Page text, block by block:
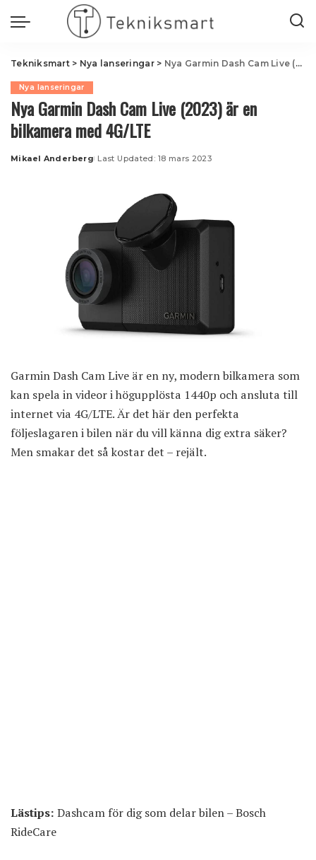
Tekniksmart> Nya lanseringar> Nya Garmin Dash Cam Live (2023) är en bilkamera med 4G/LTE
Nya lanseringar
Nya Garmin Dash Cam Live (2023) är en
bilkamera med 4G/LTE
Posted
Mikael Anderberg Last Updated: 18 mars 2023
Garmin Dash Cam Live är en ny, modern bilkamera som
kan spela in videor i högupplösta 1440p och ansluta till
internet via 4G/LTE. Är det här den perfekta
följeslagaren i bilen när du vill känna dig extra säker?
Men smakar det så kostar det – rejält.
Lästips: Dashcam för dig som delar bilen – Bosch
RideCare